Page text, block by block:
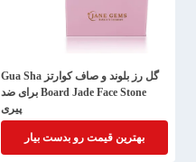
گل رز بلوند و صاف کوارتز Gua Sha
Board Jade Face Stone برای ضد
پیری
بهترین قیمت رو بدست بیار